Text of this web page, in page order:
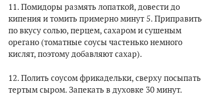
11. Помидоры размять лопаткой, довести до
кипения и томить примерно минут 5. Приправить
по вкусу солью, перцем, сахаром и сушеным
орегано (томатные соусы частенько немного
кислят, поэтому добавляют сахар).
12. Полить соусом фрикадельки, сверху посыпать
тертым сыром. Запекать в духовке 30 минут.